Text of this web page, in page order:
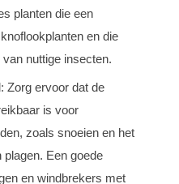
planten die een
en die
nuttige insecten.
Zorg ervoor dat de
is voor
zoals snoeien en het
Een goede
en windbrekers met